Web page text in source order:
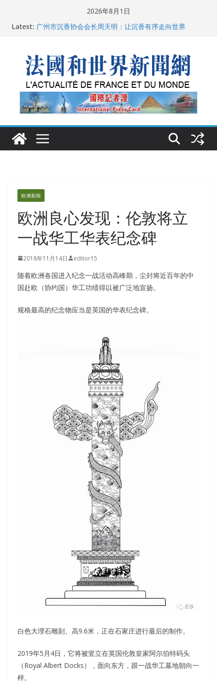
2026年8月1日
Latest: 父亲的日记
“没有空调的欧洲”：一场被放大的无知
从一杯沉香叶茶到一缕海南天香：加拿大茶艺师邓岚月
海南沉香文化考察纪行
欧洲新闻
欧洲良心发现：伦敦将立
一战华工华表纪念碑
2018年11月14日 editor15
随着欧洲各国进入纪念一战活动高峰期，尘封将近百年的中
国赴欧（协约国）华工功绩得以被广泛地宣扬。
规格最高的纪念物应当是英国的华表纪念碑。
白色大理石雕刻、高9.6米，正在石家庄进行最后的制作。
2019年5月4日，它将被竖立在英国伦敦皇家阿尔伯特码头
（Royal Albert Docks），面向东方，跟一战华工墓地朝向一
样。